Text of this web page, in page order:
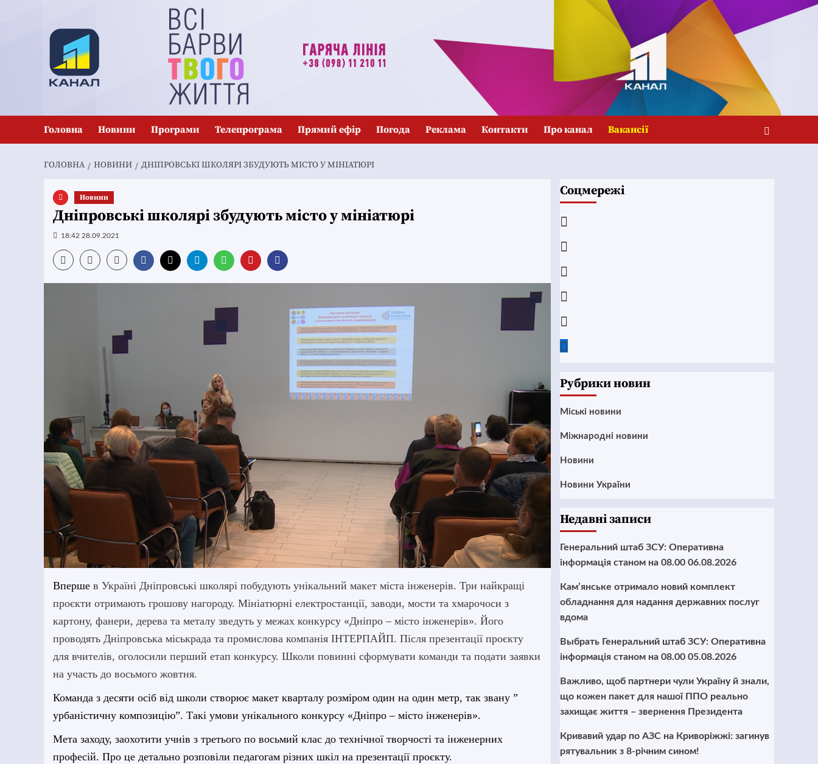
Головна Новини Програми Телепрограма Прямий ефір Погода Реклама Контакти Про канал Вакансії
ГОЛОВНА НОВИНИ ДНІПРОВСЬКІ ШКОЛЯРІ ЗБУДУЮТЬ МІСТО У МІНІАТЮРІ
Новини
Дніпровські школярі збудують місто у мініатюрі
18:42 28.09.2021
Вперше в Україні Дніпровські школярі побудують унікальний макет міста інженерів. Три найкращі
проєкти отримають грошову нагороду. Мініатюрні електростанції, заводи, мости та хмарочоси з
картону, фанери, дерева та металу зведуть у межах конкурсу «Дніпро – місто інженерів». Його
проводять Дніпровська міськрада та промислова компанія ІНТЕРПАЙП. Після презентації проєкту
для вчителів, оголосили перший етап конкурсу. Школи повинні сформувати команди та подати заявки
на участь до восьмого жовтня.
Команда з десяти осіб від школи створює макет кварталу розміром один на один метр, так звану ”
урбаністичну композицію”. Такі умови унікального конкурсу «Дніпро – місто інженерів».
Мета заходу, заохотити учнів з третього по восьмий клас до технічної творчості та інженерних
професій. Про це детально розповіли педагогам різних шкіл на презентації проєкту.
Соцмережі
Рубрики новин
Mіські новини
Міжнародні новини
Новини
Новини України
Недавні записи
Генеральний штаб ЗСУ: Оперативна
інформація станом на 08.00 06.08.2026
Кам’янське отримало новий комплект
обладнання для надання державних послуг
вдома
Выбрать Генеральний штаб ЗСУ: Оперативна
інформація станом на 08.00 05.08.2026
Важливо, щоб партнери чули Україну й знали,
що кожен пакет для нашої ППО реально
захищає життя – звернення Президента
Кривавий удар по АЗС на Криворіжжі: загинув
рятувальник з 8-річним сином!